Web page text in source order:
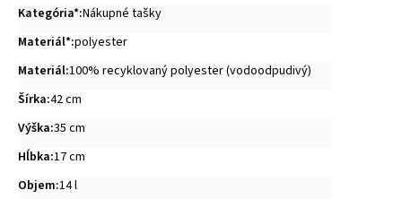
Kategória*:Nákupné tašky
Materiál*:polyester
Materiál:100% recyklovaný polyester (vodoodpudivý)
Šírka:42 cm
Výška:35 cm
Hĺbka:17 cm
Objem:14 l